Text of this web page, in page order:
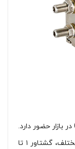
با سری‌های CRB2 ،‌MSQB و CRA1 در بازار حضور دارد.
سری CRB2 دارای مکانیزم Vane با ۵ سایز مختلف، گشتاور ۱ تا